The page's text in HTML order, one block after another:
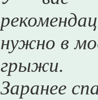
нужно в
грыжи.
Заранее